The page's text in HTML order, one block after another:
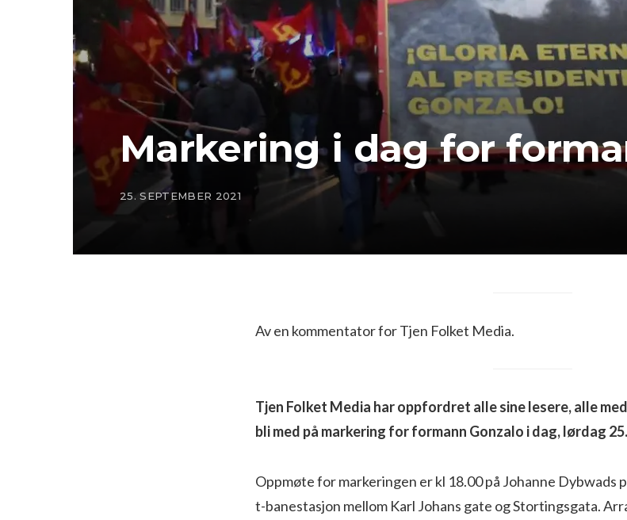
Markering i dag for
25. SEPTEMBER 2021
Av en kommentator for Tjen Folket Media.
Tjen Folket Media har oppfordret alle sine lesere, alle
bli med på markering for formann Gonzalo i dag, lørdag
Oppmøte for markeringen er kl 18.00 på Johanne
t-banestasjon mellom Karl Johans gate og Stortingsgata.